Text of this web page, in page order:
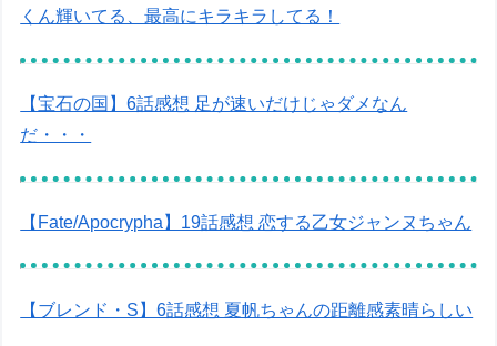
くん輝いてる、最高にキラキラしてる！
【宝石の国】6話感想 足が速いだけじゃダメなん
だ・・・
【Fate/Apocrypha】19話感想 恋する乙女ジャンヌちゃん
【ブレンド・S】6話感想 夏帆ちゃんの距離感素晴らしい